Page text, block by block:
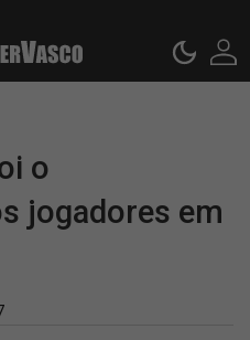
o
jogadores em